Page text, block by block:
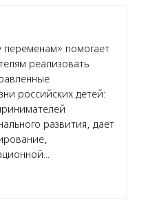
переменам» помогает
реализовать
российских детей:
развития, дает